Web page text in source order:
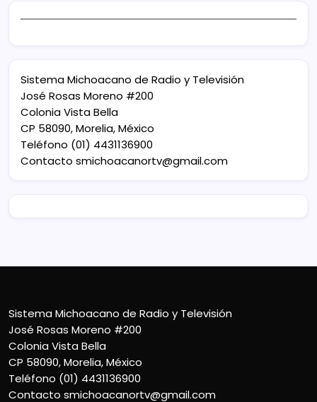
Sistema Michoacano de Radio y Televisión
José Rosas Moreno #200
Colonia Vista Bella
CP 58090, Morelia, México
Teléfono (01) 4431136900
Contacto smichoacanortv@gmail.com
Sistema Michoacano de Radio y Televisión
José Rosas Moreno #200
Colonia Vista Bella
CP 58090, Morelia, México
Teléfono (01) 4431136900
Contacto smichoacanortv@gmail.com